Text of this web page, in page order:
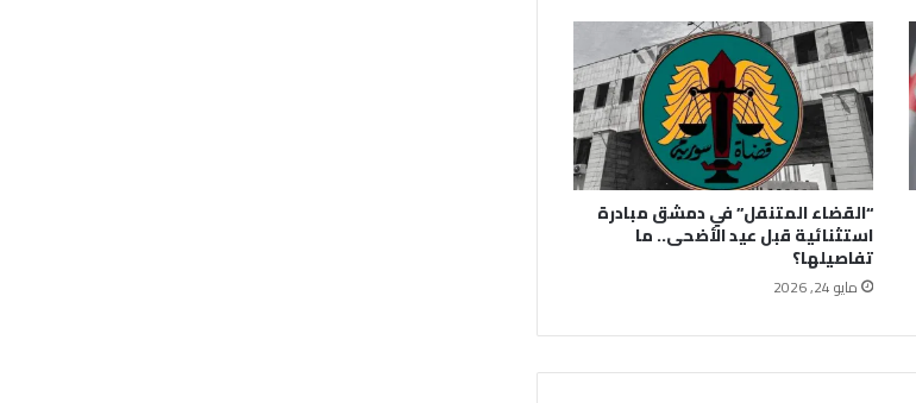
“القضاء المتنقل” في دمشق مبادرة
استثنائية قبل عيد الأضحى.. ما
تفاصيلها؟
مايو 24, 2026